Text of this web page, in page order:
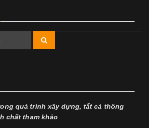
quá trình xây dựng, tất cả thông
chất tham khảo